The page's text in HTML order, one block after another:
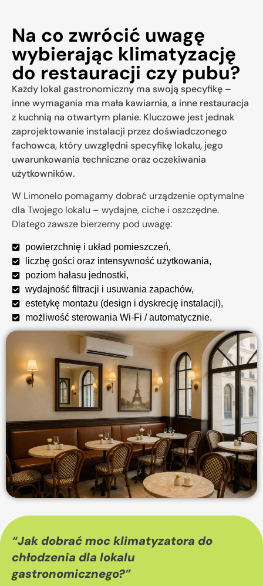
Na co zwrócić uwagę
wybierając klimatyzację
do restauracji czy pubu?
Każdy lokal gastronomiczny ma swoją specyfikę –
inne wymagania ma mała kawiarnia, a inne restauracja
z kuchnią na otwartym planie. Kluczowe jest jednak
zaprojektowanie instalacji przez doświadczonego
fachowca, który uwzględni specyfikę lokalu, jego
uwarunkowania techniczne oraz oczekiwania
użytkowników.
W Limonelo pomagamy dobrać urządzenie optymalne
dla Twojego lokalu – wydajne, ciche i oszczędne.
Dlatego zawsze bierzemy pod uwagę:
powierzchnię i układ pomieszczeń,
liczbę gości oraz intensywność użytkowania,
poziom hałasu jednostki,
wydajność filtracji i usuwania zapachów,
estetykę montażu (design i dyskrecję instalacji),
możliwość sterowania Wi-Fi / automatycznie.
“Jak dobrać moc klimatyzatora do
chłodzenia dla lokalu
gastronomicznego?”